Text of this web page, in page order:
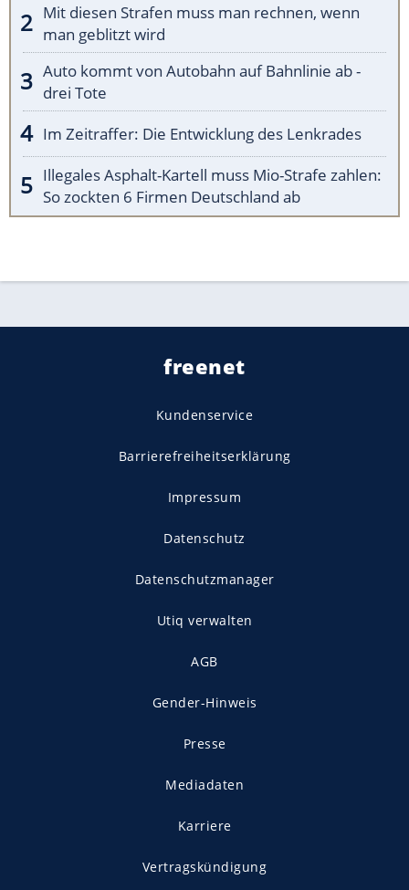
Mit diesen Strafen muss man rechnen, wenn
man geblitzt wird
Auto kommt von Autobahn auf Bahnlinie ab -
drei Tote
Im Zeitraffer: Die Entwicklung des Lenkrades
Illegales Asphalt-Kartell muss Mio-Strafe zahlen:
So zockten 6 Firmen Deutschland ab
freenet
Kundenservice
Barrierefreiheitserklärung
Impressum
Datenschutz
Datenschutzmanager
Utiq verwalten
AGB
Gender-Hinweis
Presse
Mediadaten
Karriere
Vertragskündigung